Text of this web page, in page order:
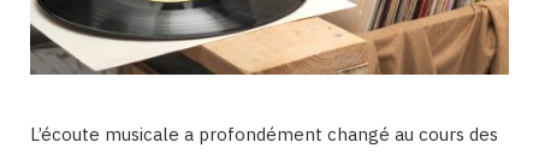
L’écoute musicale a profondément changé au cours des